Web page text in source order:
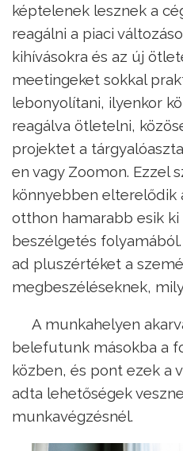
képtelenek lesznek a
reagálni a piaci
kihívásokra és az új
meetingeket sokkal
lebonyolítani, ilyenkor
reagálva ötletelni,
projektet a
en vagy Zoomon. Ezzel
könnyebben elterelődik
otthon hamarabb esik ki
beszélgetés
ad pluszértéket a
megbeszéléseknek,
A munkahelyen
belefutunk másokba a
közben, és pont ezek a
adta lehetőségek
munkavégzésnél.